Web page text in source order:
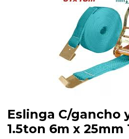
Eslinga C/gancho
1.5ton 6m x 25mm